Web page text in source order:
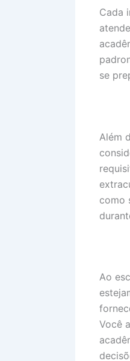
Cada
se
Além
como
Ao
Você